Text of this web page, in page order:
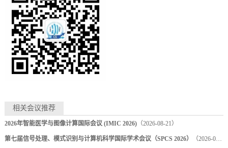
相关会议推荐
2026年智能医学与图像计算国际会议 (IMIC 2026)（2026-08-21）
第七届信号处理、模式识别与计算机科学国际学术会议（SPCS 2026） （2026-08-28）